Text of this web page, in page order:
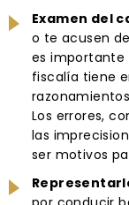
Examen del
o te acusen
es importante
fiscalía tiene
Los errores,
las
ser motivos